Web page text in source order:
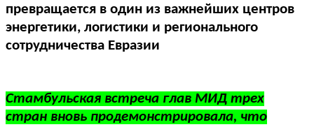
превращается в один из важнейших центров
энергетики, логистики и регионального
сотрудничества Евразии
Стамбульская встреча глав МИД трех
стран вновь продемонстрировала, что